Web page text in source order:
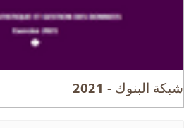
شبكة البنوك - 2021